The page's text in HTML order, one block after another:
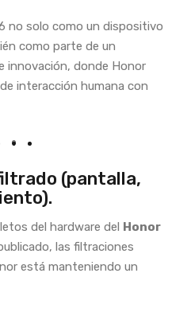
no solo como un dispositivo
como parte de un
innovación, donde Honor
interacción humana con
(pantalla,
del hardware del Honor
las filtraciones
está manteniendo un